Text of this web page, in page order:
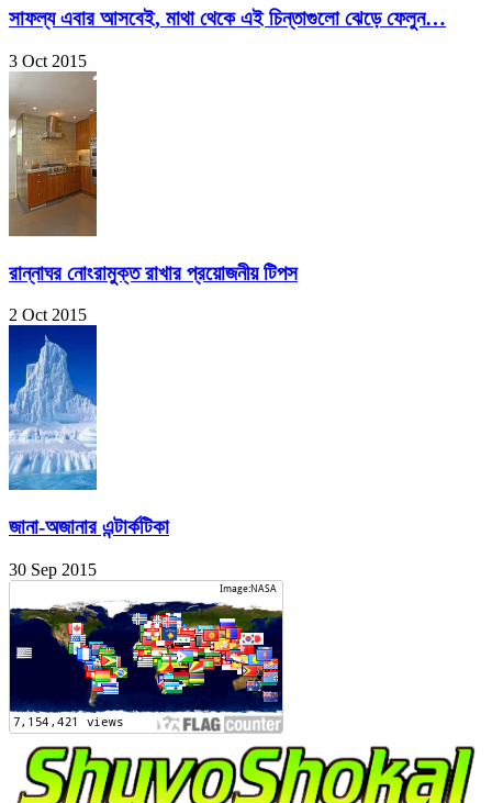
সাফল্য এবার আসবেই, মাথা থেকে এই চিন্তাগুলো ঝেড়ে ফেলুন…
3 Oct 2015
রান্নাঘর নোংরামুক্ত রাখার প্রয়োজনীয় টিপস
2 Oct 2015
জানা-অজানার এন্টার্কটিকা
30 Sep 2015